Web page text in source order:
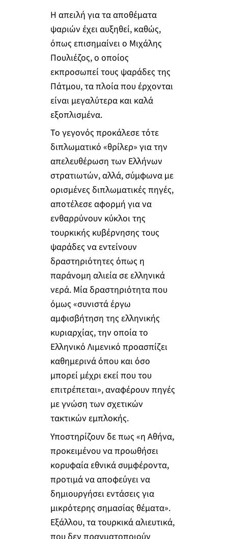
Η απειλή για τα αποθέματα
ψαριών έχει αυξηθεί, καθώς,
όπως επισημαίνει ο Μιχάλης
Πουλιέζος, ο οποίος
εκπροσωπεί τους ψαράδες της
Πάτμου, τα πλοία που έρχονται
είναι μεγαλύτερα και καλά
εξοπλισμένα.
Το γεγονός προκάλεσε τότε
διπλωματικό «θρίλερ» για την
απελευθέρωση των Ελλήνων
στρατιωτών, αλλά, σύμφωνα με
ορισμένες διπλωματικές πηγές,
αποτέλεσε αφορμή για να
ενθαρρύνουν κύκλοι της
τουρκικής κυβέρνησης τους
ψαράδες να εντείνουν
δραστηριότητες όπως η
παράνομη αλιεία σε ελληνικά
νερά. Μία δραστηριότητα που
όμως «συνιστά έργω
αμφισβήτηση της ελληνικής
κυριαρχίας, την οποία το
Ελληνικό Λιμενικό προασπίζει
καθημερινά όπου και όσο
μπορεί μέχρι εκεί που του
επιτρέπεται», αναφέρουν πηγές
με γνώση των σχετικών
τακτικών εμπλοκής.
Υποστηρίζουν δε πως «η Αθήνα,
προκειμένου να προωθήσει
κορυφαία εθνικά συμφέροντα,
προτιμά να αποφεύγει να
δημιουργήσει εντάσεις για
μικρότερης σημασίας θέματα».
Εξάλλου, τα τουρκικά αλιευτικά,